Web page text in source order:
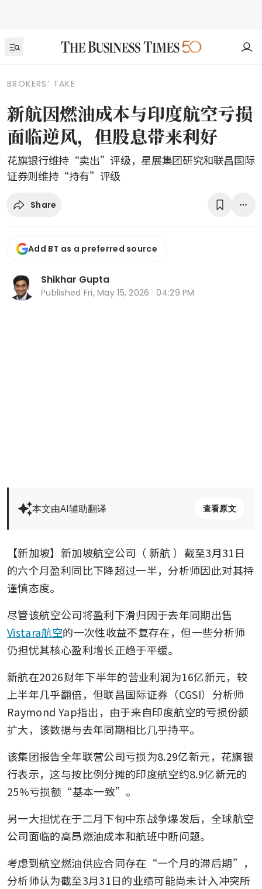
BROKERS’ TAKE
新航因燃油成本与印度航空亏损
面临逆风，但股息带来利好
花旗银行维持“卖出”评级，星展集团研究和联昌国际
证券则维持“持有”评级
Share
Add BT as a preferred source
Shikhar Gupta
Published Fri, May 15, 2026 · 04:29 PM
本文由AI辅助翻译 查看原文
【新加坡】新加坡航空公司（ 新航 ）截至3月31日
的六个月盈利同比下降超过一半，分析师因此对其持
谨慎态度。
尽管该航空公司将盈利下滑归因于去年同期出售
Vistara航空的一次性收益不复存在，但一些分析师
仍担忧其核心盈利增长正趋于平缓。
新航在2026财年下半年的营业利润为16亿新元，较
上半年几乎翻倍，但联昌国际证券（CGSI）分析师
Raymond Yap指出，由于来自印度航空的亏损份额
扩大，该数据与去年同期相比几乎持平。
该集团报告全年联营公司亏损为8.29亿新元，花旗银
行表示，这与按比例分摊的印度航空约8.9亿新元的
25%亏损额“基本一致”。
另一大担忧在于二月下旬中东战争爆发后，全球航空
公司面临的高昂燃油成本和航班中断问题。
考虑到航空燃油供应合同存在“一个月的滞后期”，
分析师认为截至3月31日的业绩可能尚未计入冲突所